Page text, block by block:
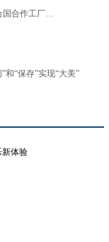
国合作工厂…
“保存”实现“大美”